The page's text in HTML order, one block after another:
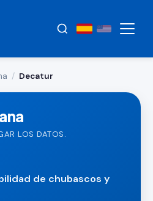
/ Decatur
LOS DATOS.
de chubascos y